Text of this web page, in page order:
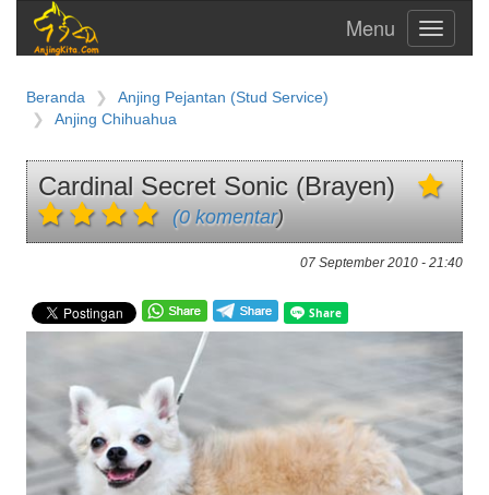
Toggle
Beranda
Anjing Pejantan (Stud Service)
Anjing Chihuahua
Cardinal Secret Sonic (Brayen)
(0 komentar)
07 September 2010 - 21:40